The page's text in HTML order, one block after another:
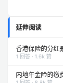
延伸阅读
香港保险的分红
1 回答 · 1.6k 赞
内地年金险的缴